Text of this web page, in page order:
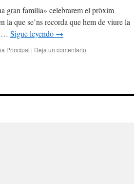
família» celebrarem el pròxim
la que se’ns recorda que hem de viure la
… Sigue leyendo →
Principal | Deja un comentario